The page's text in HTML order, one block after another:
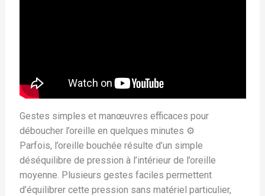
Gestes simples et manœuvres efficaces pour
déboucher l’oreille en quelques minutes ⚙️
Parfois, l’oreille bouchée résulte d’un simple
déséquilibre de pression à l’intérieur de l’oreille
moyenne. Plusieurs gestes faciles permettent
d’équilibrer cette pression sans matériel particulier,